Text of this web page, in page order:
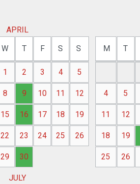
APRIL
W T F S S
1 2 3 4 5
8 9 10 11 12
15 16 17 18 19
22 23 24 25 26
29 30
M
T
4 5
11 12
18 19
25 26
JULY